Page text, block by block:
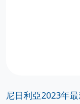
尼日利亞2023年